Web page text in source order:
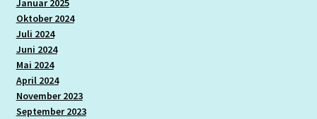
Schulleben
Schulneubau
Schulprogramm
Oktober 2024
Juli 2024
Juni 2024
Mai 2024
April 2024
November 2023
September 2023